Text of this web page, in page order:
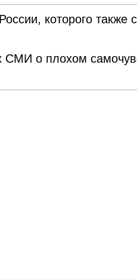
которого также
СМИ о плохом